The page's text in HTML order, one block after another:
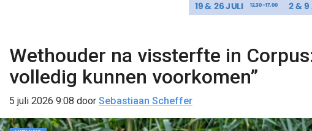
Wethouder na vissterfte in
volledig kunnen voorkomen”
5 juli 2026 9:08 door Sebastiaan Scheffer